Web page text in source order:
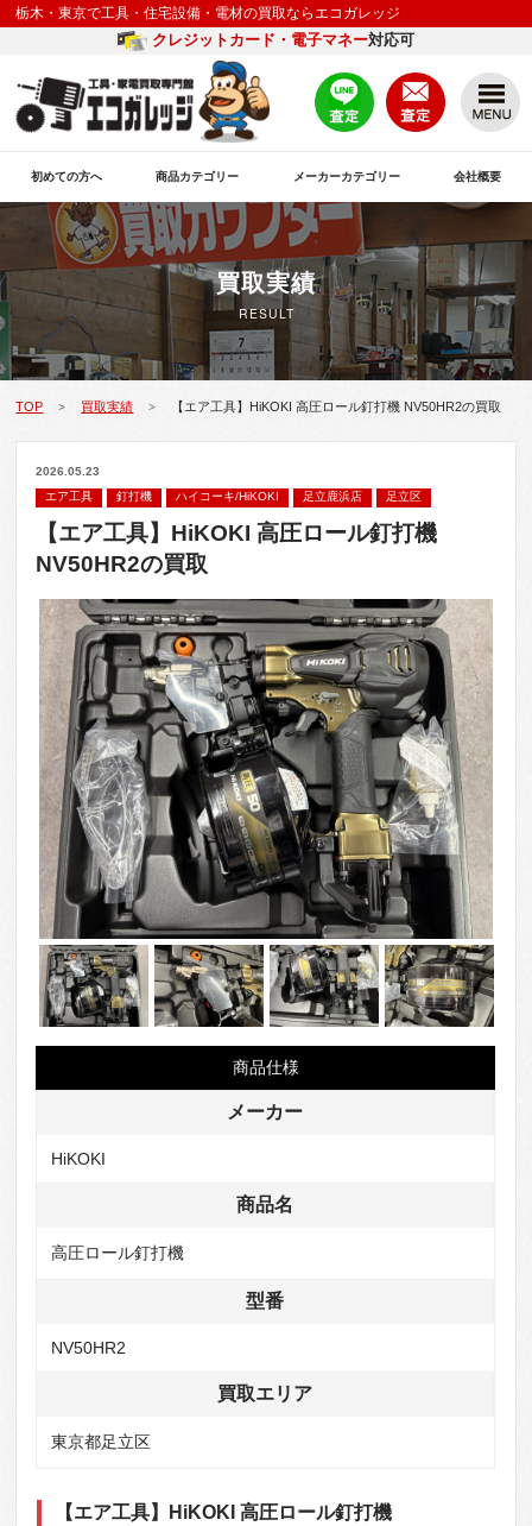
栃木・東京で工具・住宅設備・電材の買取ならエコガレッジ
クレジットカード・電子マネー対応可
初めての方へ 商品カテゴリー メーカーカテゴリー 会社概要
買取実績
RESULT
TOP > 買取実績 > 【エア工具】HiKOKI 高圧ロール釘打機 NV50HR2の買取
2026.05.23
エア工具
釘打機 ハイコーキ/HiKOKI 足立鹿浜店 足立区
【エア工具】HiKOKI 高圧ロール釘打機
NV50HR2の買取
商品仕様
メーカー
HiKOKI
商品名
高圧ロール釘打機
型番
NV50HR2
買取エリア
東京都足立区
【エア工具】HiKOKI 高圧ロール釘打機